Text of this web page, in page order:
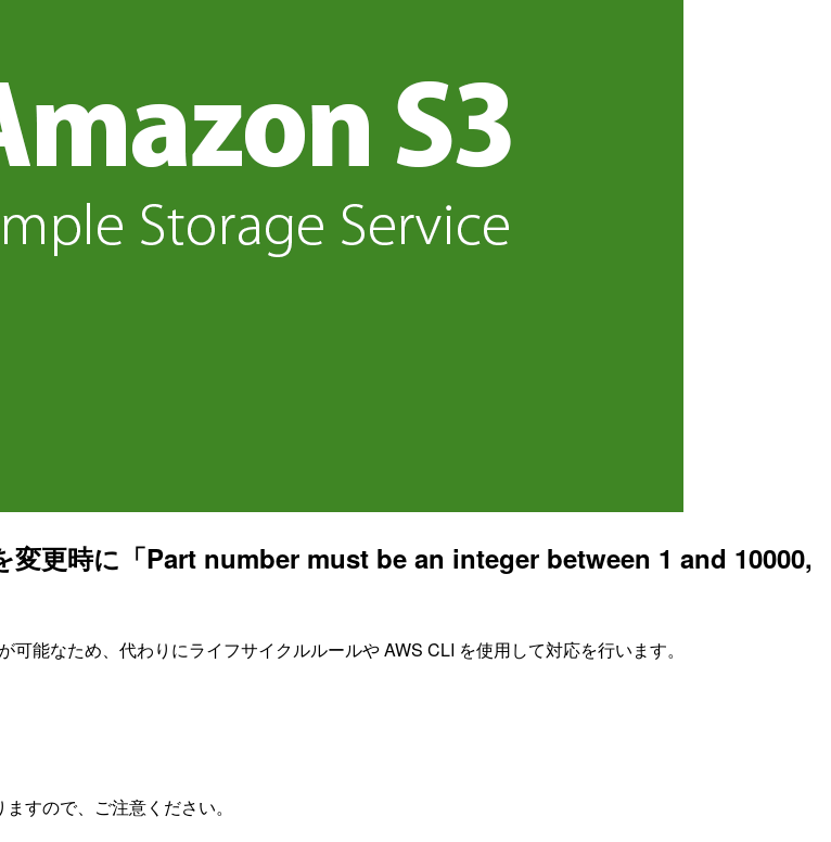
更時に「Part number must be an integer between 1 and 10000,
能なため、代わりにライフサイクルルールや AWS CLI を使用して対応を行います。
すので、ご注意ください。